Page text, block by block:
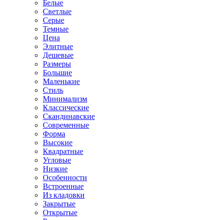
Белые
Светлые
Серые
Темные
Цена
Элитные
Дешевые
Размеры
Большие
Маленькие
Стиль
Минимализм
Классические
Скандинавские
Современные
Форма
Высокие
Квадратные
Угловые
Низкие
Особенности
Встроенные
Из кладовки
Закрытые
Открытые